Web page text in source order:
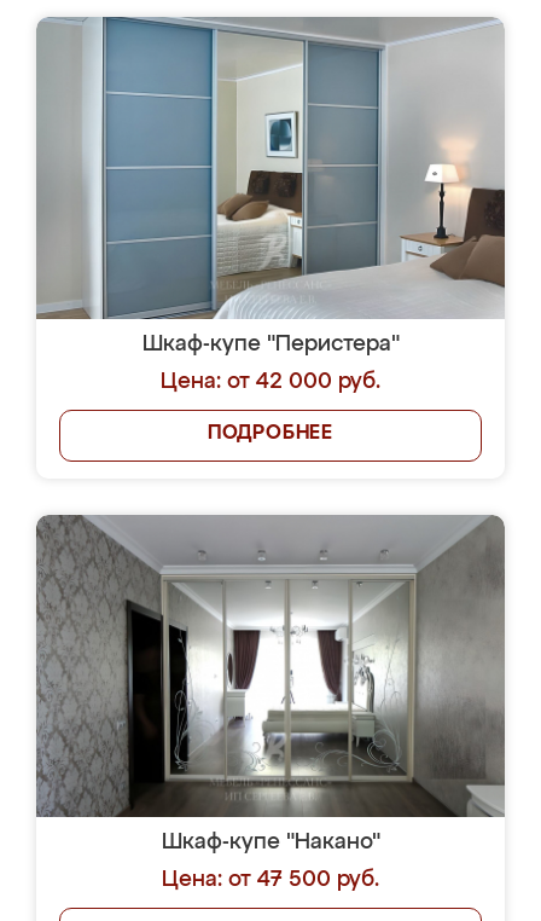
Шкаф-купе "Перистера"
Цена: от 42 000 руб.
ПОДРОБНЕЕ
Шкаф-купе "Накано"
Цена: от 47 500 руб.